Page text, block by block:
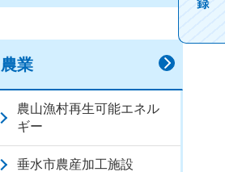
農業
農山漁村再生可能エネル
ギー
垂水市農産加工施設